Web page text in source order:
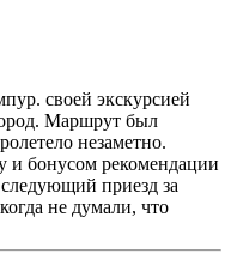
своей экскурсией
Маршрут был
незаметно.
и бонусом рекомендации
приезд за
не думали, что